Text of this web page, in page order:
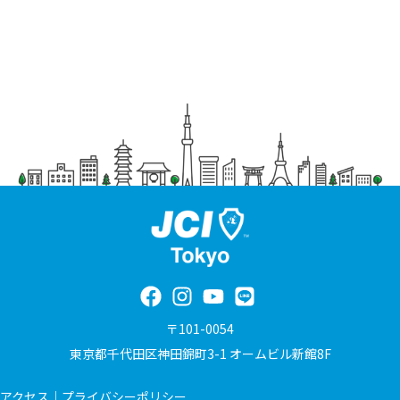
〒101-0054
東京都千代田区神田錦町3-1 オームビル新館8F
アクセス ｜ プライバシーポリシー